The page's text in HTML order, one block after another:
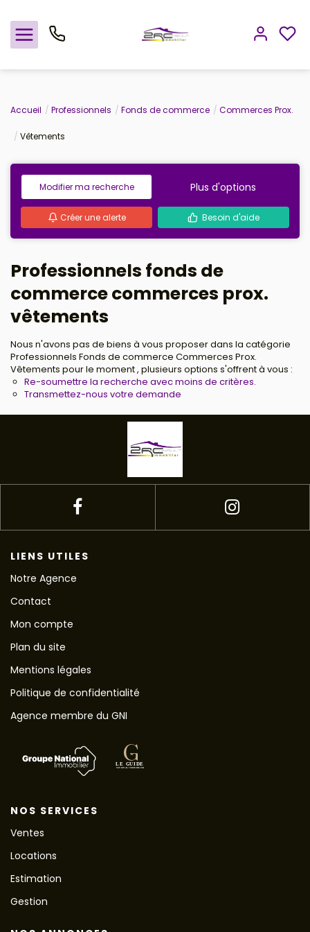
Nos offres
Rejoindre le groupement
Avis clients
Avis clients
Accueil Professionnels Fonds de commerce Commerces Prox.
Vêtements
Modifier ma recherche Plus d'options
Créer une alerte Besoin d'aide
Professionnels fonds de
commerce commerces prox.
vêtements
Nous n'avons pas de biens à vous proposer dans la catégorie
Professionnels Fonds de commerce Commerces Prox.
Vêtements pour le moment , plusieurs options s'offrent à vous :
Re-soumettre la recherche avec moins de critères.
Transmettez-nous votre demande
LIENS UTILES
Notre Agence
Contact
Mon compte
Plan du site
Mentions légales
Politique de confidentialité
Agence membre du GNI
NOS SERVICES
Ventes
Locations
Estimation
Gestion